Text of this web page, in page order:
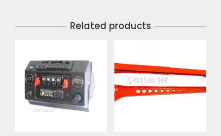
Related products